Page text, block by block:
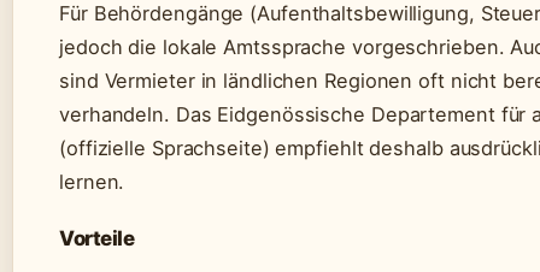
Für Behördengänge (Aufenthaltsbewilligung,
jedoch die lokale Amtssprache vorgeschrieben.
sind Vermieter in ländlichen Regionen oft nicht
verhandeln. Das Eidgenössische Departement für
(offizielle Sprachseite) empfiehlt deshalb
lernen.
Vorteile